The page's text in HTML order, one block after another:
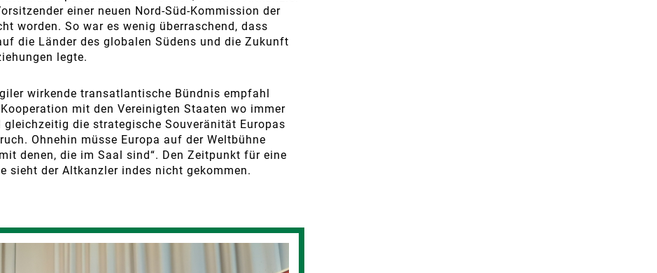
einer neuen Nord-Süd-Kommission der
worden. So war es wenig überraschend, dass
die Länder des globalen Südens und die Zukunft
legte.
wirkende transatlantische Bündnis empfahl
mit den Vereinigten Staaten wo immer
die strategische Souveränität Europas
Ohnehin müsse Europa auf der Weltbühne
denen, die im Saal sind“. Den Zeitpunkt für eine
sieht der Altkanzler indes nicht gekommen.